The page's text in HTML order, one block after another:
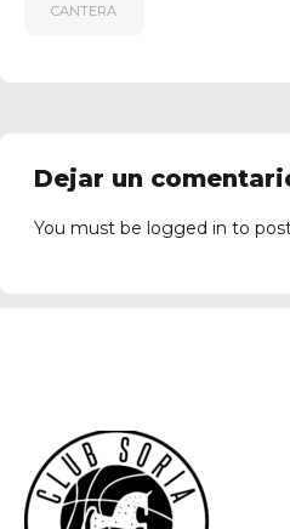
CANTERA
Dejar un
You must be logged in to